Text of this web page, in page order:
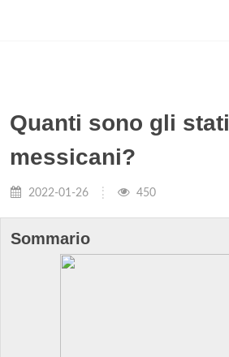
Quanti sono gli stati
messicani?
2022-01-26 450
Sommario